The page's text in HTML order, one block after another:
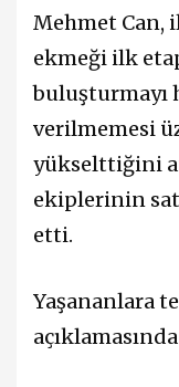
Mehmet Can,
ekmeği ilk
buluşturmayı
verilmemesi
yükselttiğini
ekiplerinin
etti.
Yaşananlara